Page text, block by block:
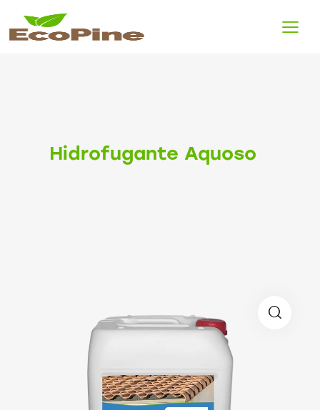
Hidrofugante Aquoso